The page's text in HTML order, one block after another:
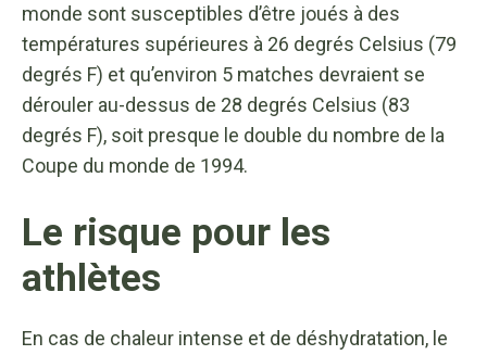
monde sont susceptibles d’être joués à des
températures supérieures à 26 degrés Celsius (79
degrés F) et qu’environ 5 matches devraient se
dérouler au-dessus de 28 degrés Celsius (83
degrés F), soit presque le double du nombre de la
Coupe du monde de 1994.
Le risque pour les
athlètes
En cas de chaleur intense et de déshydratation, le